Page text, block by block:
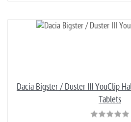
Dacia Bigster / Duster III YouClip
Tablets